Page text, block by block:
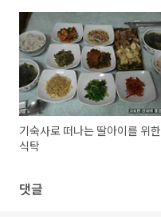
기숙사로 떠나는 딸아이를 위한
식탁
댓글